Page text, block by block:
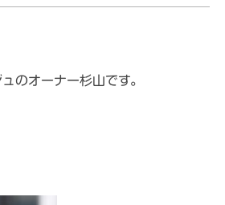
のオーナー杉山です。